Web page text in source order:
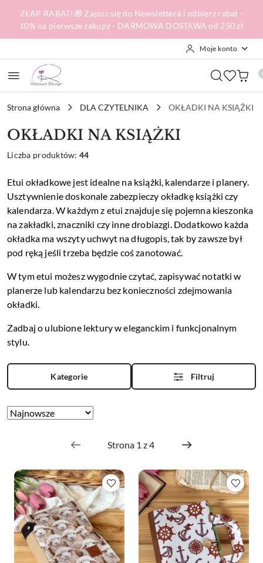
Przejdź do treści głównej
Przejdź do wyszukiwarki
Przejdź do moje konto
Przejdź do menu głównego
Przejdź do stopki
ZŁAP RABAT!🎁 Zapisz się do Newslettera i odbierz rabat -
10% na pierwsze zakupy - DARMOWA DOSTAWA od 250 zł
Moje konto
Strona główna DLA CZYTELNIKA OKŁADKI NA KSIĄŻKI
OKŁADKI NA KSIĄŻKI
Liczba produktów:44
Etui okładkowe jest idealne na książki, kalendarze i planery.
Usztywnienie doskonale zabezpieczy okładkę książki czy
kalendarza. W każdym z etui znajduje się pojemna kieszonka
na zakładki, znaczniki czy inne drobiazgi. Dodatkowo każda
okładka ma wszyty uchwyt na długopis, tak by zawsze był
pod ręką jeśli trzeba będzie coś zanotować.
W tym etui możesz wygodnie czytać, zapisywać notatki w
planerze lub kalendarzu bez konieczności zdejmowania
okładki.
Zadbaj o ulubione lektury w eleganckim i funkcjonalnym
stylu.
Kategorie Filtruj
Zastosowano
Sortuj